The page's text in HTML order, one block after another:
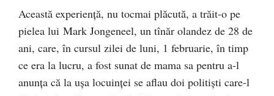
Această experiență, nu tocmai plăcută, a trăit-o pe
pielea lui Mark Jongeneel, un tînăr olandez de 28 de
ani, care, în cursul zilei de luni, 1 februarie, în timp
ce era la lucru, a fost sunat de mama sa pentru a-l
anunța că la ușa locuinței se aflau doi politiști care-l